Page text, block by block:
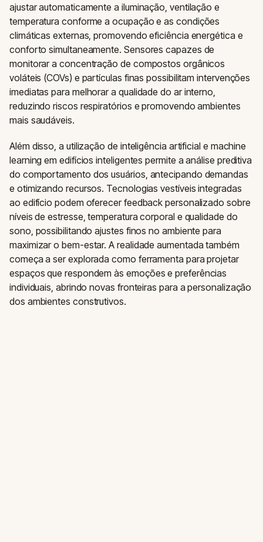
ajustar automaticamente a iluminação, ventilação e
temperatura conforme a ocupação e as condições
climáticas externas, promovendo eficiência energética e
conforto simultaneamente. Sensores capazes de
monitorar a concentração de compostos orgânicos
voláteis (COVs) e partículas finas possibilitam intervenções
imediatas para melhorar a qualidade do ar interno,
reduzindo riscos respiratórios e promovendo ambientes
mais saudáveis.
Além disso, a utilização de inteligência artificial e machine
learning em edifícios inteligentes permite a análise preditiva
do comportamento dos usuários, antecipando demandas
e otimizando recursos. Tecnologias vestíveis integradas
ao edifício podem oferecer feedback personalizado sobre
níveis de estresse, temperatura corporal e qualidade do
sono, possibilitando ajustes finos no ambiente para
maximizar o bem-estar. A realidade aumentada também
começa a ser explorada como ferramenta para projetar
espaços que respondem às emoções e preferências
individuais, abrindo novas fronteiras para a personalização
dos ambientes construtivos.